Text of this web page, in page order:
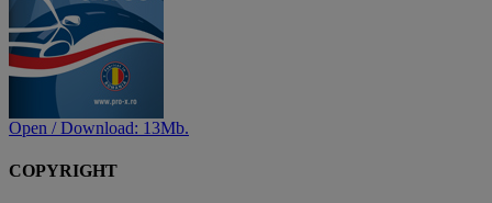
Open / Download: 13Mb.
COPYRIGHT